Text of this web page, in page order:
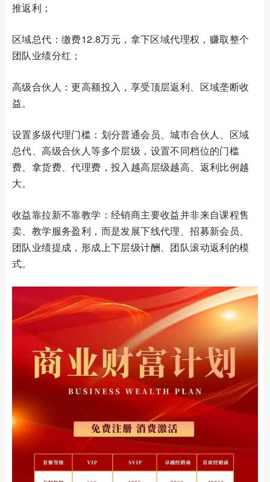
推返利；
区域总代：缴费12.8万元，拿下区域代理权，赚取整个
团队业绩分红；
高级合伙人：更高额投入，享受顶层返利、区域垄断收
益。
设置多级代理门槛：划分普通会员、城市合伙人、区域
总代、高级合伙人等多个层级，设置不同档位的门槛
费、拿货费、代理费，投入越高层级越高、返利比例越
大。
收益靠拉新不靠教学：经销商主要收益并非来自课程售
卖、教学服务盈利，而是发展下线代理、招募新会员、
团队业绩提成，形成上下层级计酬、团队滚动返利的模
式。